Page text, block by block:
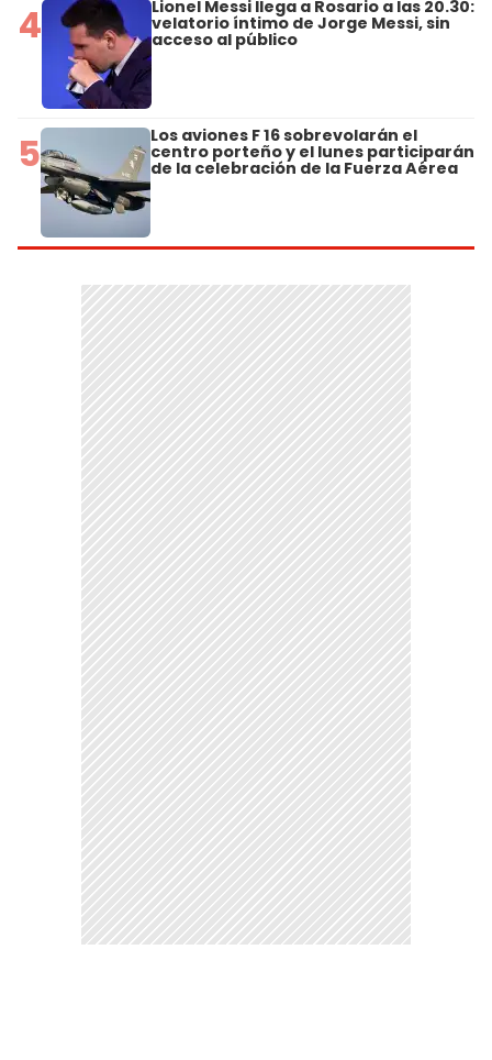
4 Lionel Messi llega a Rosario a las 20.30:
velatorio íntimo de Jorge Messi, sin
acceso al público
5 Los aviones F 16 sobrevolarán el
centro porteño y el lunes participarán
de la celebración de la Fuerza Aérea